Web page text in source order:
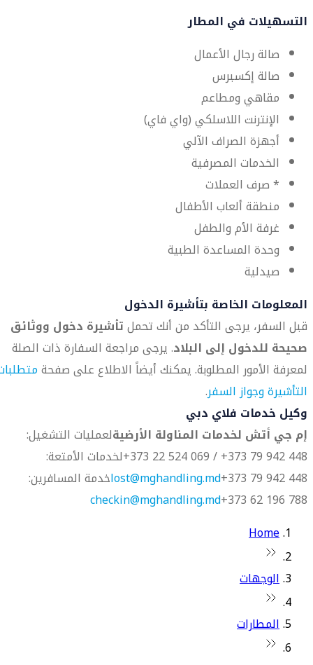
التسهيلات في المطار
صالة رجال الأعمال
صالة إكسبرس
مقاهي ومطاعم
الإنترنت اللاسلكي (واي فاي)
أجهزة الصراف الآلي
الخدمات المصرفية
* صرف العملات
منطقة ألعاب الأطفال
غرفة الأم والطفل
وحدة المساعدة الطبية
صيدلية
المعلومات الخاصة بتأشيرة الدخول
قبل السفر، يرجى التأكد من أنك تحملتأشيرة دخول ووثائق
صحيحة للدخول إلى البلاد. يرجى مراجعة السفارة ذات الصلة
لمعرفة الأمور المطلوبة. يمكنك أيضاً الاطلاع على صفحة
التأشيرة وجواز السفر.
وكيل خدمات فلاي دبي
إم جي أتش لخدمات المناولة الأرضيةلعمليات التشغيل:
448 942 79 373+ / 069 524 22 373+
لخدمات الأمتعة:
448 942 79 373+
lost@mghandling.mdخدمة المسافرين:
788 196 62 373+
checkin@mghandling.md
Home
الوجهات
المطارات